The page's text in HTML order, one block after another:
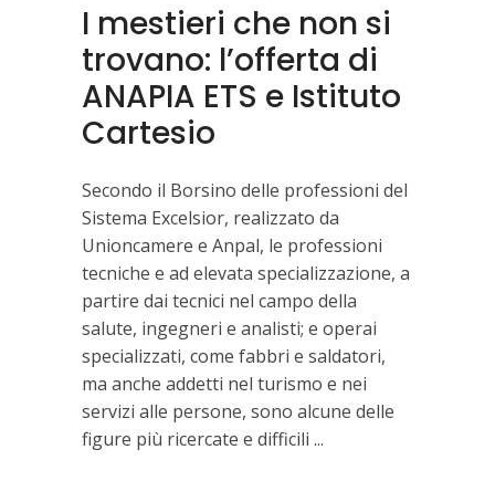
I mestieri che non si
trovano: l’offerta di
ANAPIA ETS e Istituto
Cartesio
Secondo il Borsino delle professioni del
Sistema Excelsior, realizzato da
Unioncamere e Anpal, le professioni
tecniche e ad elevata specializzazione, a
partire dai tecnici nel campo della
salute, ingegneri e analisti; e operai
specializzati, come fabbri e saldatori,
ma anche addetti nel turismo e nei
servizi alle persone, sono alcune delle
figure più ricercate e difficili